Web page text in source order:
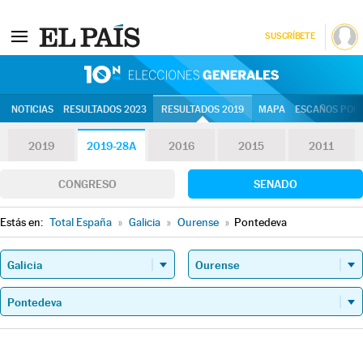
SUSCRÍBETE
NOTICIAS RESULTADOS 2023 RESULTADOS 2019 MAPA ESCAÑOS
2019 2019-28A 2016 2015 2011
CONGRESO SENADO
Estás en: Total España » Galicia » Ourense » Pontedeva